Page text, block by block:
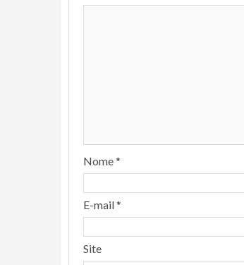
Nome*
E-mail*
Site